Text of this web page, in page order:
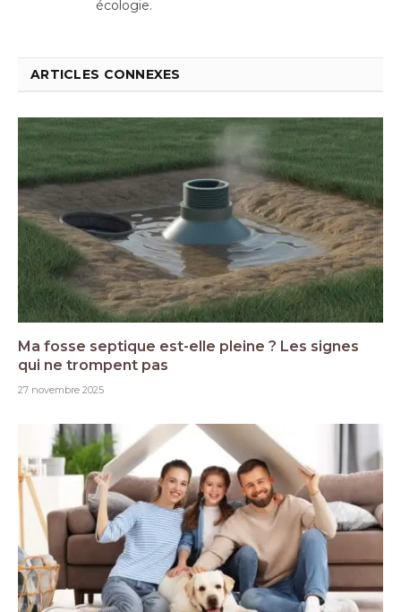
écologie.
ARTICLES CONNEXES
Ma fosse septique est-elle pleine ? Les signes
qui ne trompent pas
27 novembre 2025